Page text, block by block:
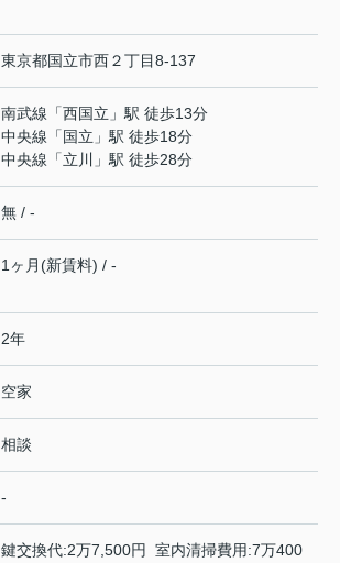
東京都国立市西２丁目8-137
南武線 「西国立 」駅 徒歩13分
中央線 「 国立 」駅 徒歩18分
中央線 「立川 」駅 徒歩28分
無 / -
1ヶ月(新賃料) / -
2年
空家
相談
-
鍵交換代:2万7,500円 室内清掃費用:7万400